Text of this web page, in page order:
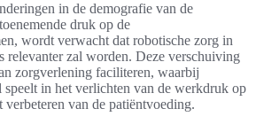
in de demografie van de
druk op de
wordt verwacht dat robotische zorg in
relevanter zal worden. Deze verschuiving
zorgverlening faciliteren, waarbij
speelt in het verlichten van de werkdruk op
verbeteren van de patiëntvoeding.